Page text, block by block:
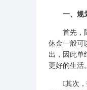
一、规
首先，随
休金一般可
出，因此单
更好的生活。
I其次，投